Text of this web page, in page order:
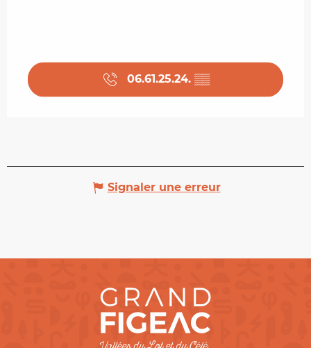
06.61.25.24. ▒▒
Signaler une erreur